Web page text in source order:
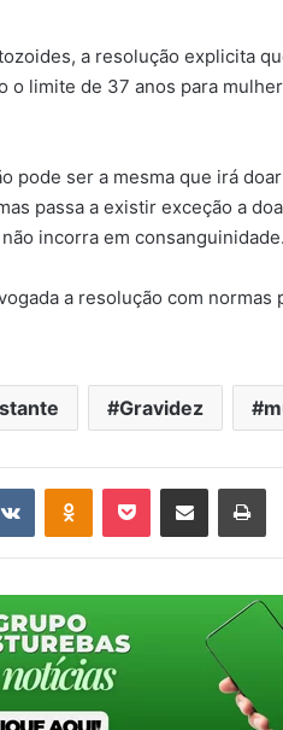
a resolução explicita
o limite de 37 anos para
pode ser a mesma que irá
passa a existir exceção a
incorra em consanguinidade.
a resolução com normas
Gravidez